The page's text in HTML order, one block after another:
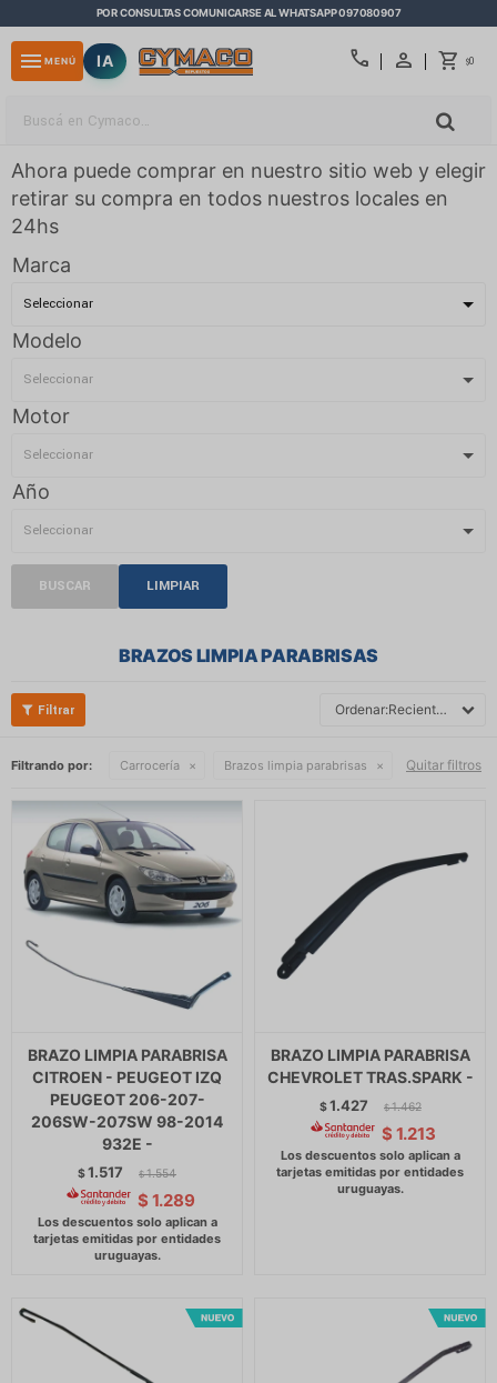
POR CONSULTAS COMUNICARSE AL WHATSAPP 097080907
call $0
menu MENÚ IA
Ahora puede comprar en nuestro sitio web y elegir
retirar su compra en todos nuestros locales en
24hs
Marca
Modelo
Motor
Año
BUSCAR LIMPIAR
BRAZOS LIMPIA PARABRISAS
Recientes
Filtrando por: Carrocería Brazos limpia parabrisas Quitar filtros
BRAZO LIMPIA PARABRISA
CITROEN - PEUGEOT IZQ
PEUGEOT 206-207-
206SW-207SW 98-2014
932E -
$1.517 $ 1.554
$ 1.289
BRAZO LIMPIA PARABRISA
CHEVROLET TRAS.SPARK -
$1.427 $ 1.462
$ 1.213
close